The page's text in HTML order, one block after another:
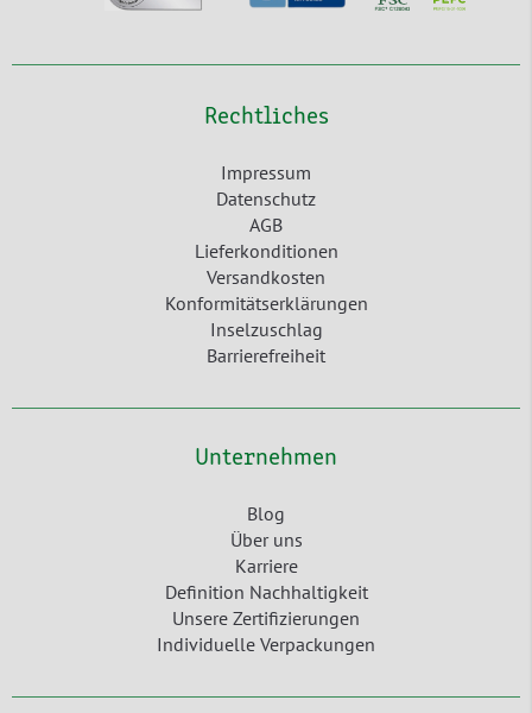
Rechtliches
Impressum
Datenschutz
AGB
Lieferkonditionen
Versandkosten
Konformitätserklärungen
Inselzuschlag
Barrierefreiheit
Unternehmen
Blog
Über uns
Karriere
Definition Nachhaltigkeit
Unsere Zertifizierungen
Individuelle Verpackungen